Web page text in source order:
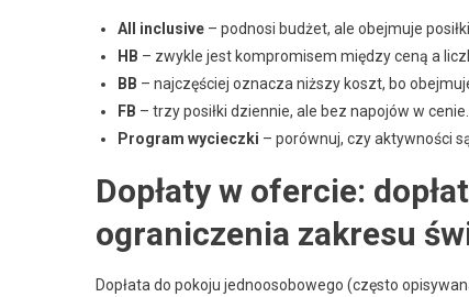
All inclusive – podnosi budżet, ale obejmuje
HB – zwykle jest kompromisem między ceną a
BB – najczęściej oznacza niższy koszt, bo
FB – trzy posiłki dziennie, ale bez napojów w cenie.
Program wycieczki – porównuj, czy aktywności
Dopłaty w ofercie:
ograniczenia zakresu
Dopłata do pokoju jednoosobowego (często